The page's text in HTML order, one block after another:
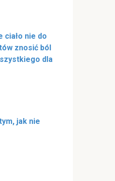
ciało nie do
znosić ból
dla
jak nie